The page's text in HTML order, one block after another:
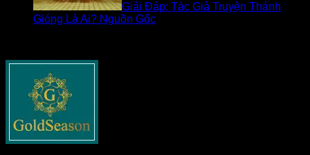
Giải Đáp: Tác Giả Truyện Thánh
Gióng Là Ai? Nguồn Gốc